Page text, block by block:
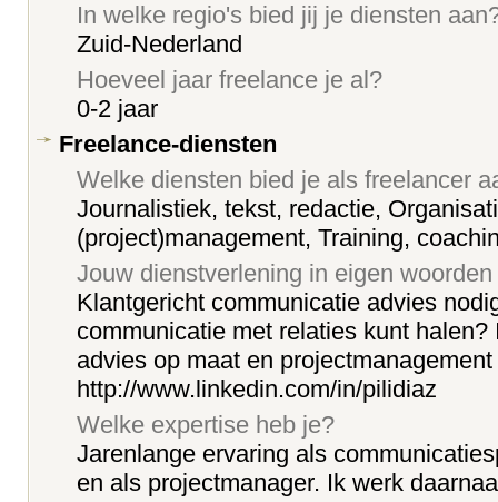
In welke regio's bied jij je diensten
Zuid-Nederland
Hoeveel jaar freelance je al?
0-2 jaar
Freelance-diensten
Welke diensten bied je als freelancer
Journalistiek, tekst, redactie,
(project)management, Training,
Jouw dienstverlening in eigen woorden
Klantgericht communicatie advies
communicatie met relaties kunt
advies op maat en
http://www.linkedin.com/in/pilidiaz
Welke expertise heb je?
Jarenlange ervaring als
en als projectmanager. Ik werk